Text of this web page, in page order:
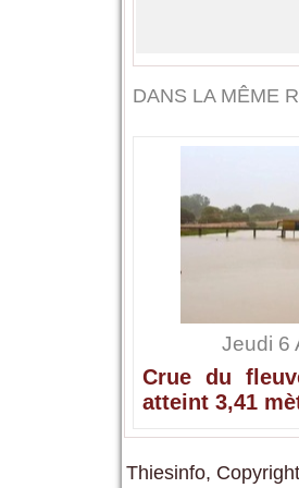
DANS LA MÊME
Jeudi 6
Crue du
atteint 3,41
Thiesinfo,